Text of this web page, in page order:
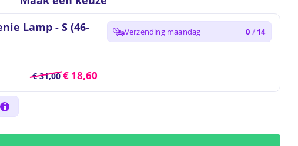
Lamp - S (46-
€31,00 € 18,60
Verzending maandag 0 / 14